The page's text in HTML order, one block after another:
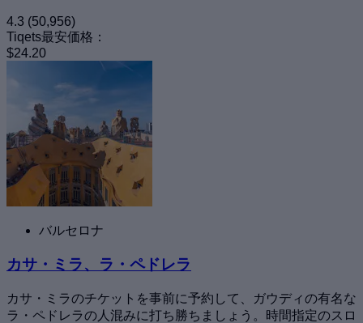
4.3 (50,956)
Tiqets最安価格：
$24.20
バルセロナ
カサ・ミラ、ラ・ペドレラ
カサ・ミラのチケットを事前に予約して、ガウディの有名な
ラ・ペドレラの人混みに打ち勝ちましょう。時間指定のスロ